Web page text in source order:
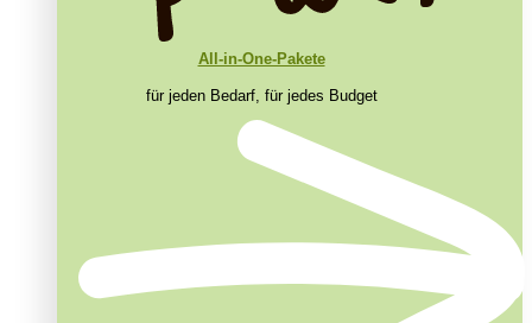
All-in-One-Pakete
für jeden Bedarf, für jedes Budget